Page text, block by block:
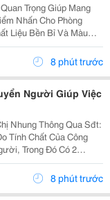
Trọng Giúp Mang
Nhấn Cho Phòng
Liệu Bền Bỉ Và Màu
Hiện Đại Ngày Càng
Để Nâng Cao Chất
8 phút trước
Người Giúp Việc
Nhung Thông Qua Sđt:
Tính Chất Của Công
Trong Đó Có 2
1 Người Làm Tại Nhà
Nhà Tôi Thì 1...8 phút trước